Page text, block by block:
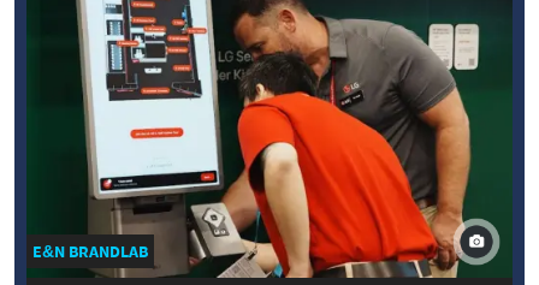
E&N BRANDLAB